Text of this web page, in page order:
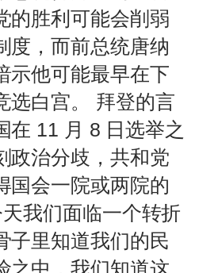
的胜利可能会削弱
度，而前总统唐纳
示他可能最早在下
选白宫。 拜登的言
在 11 月 8 日选举之
政治分歧，共和党
国会一院或两院的
我们面临一个转折
子里知道我们的民
之中，我们知道这